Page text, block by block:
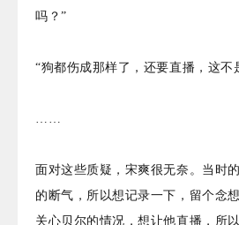
吗？”
“狗都伤成那样了，还要直播，这不
……
面对这些质疑，宋爽很无奈。当时
的断气，所以想记录一下，留个念
关心贝尔的情况，想让他直播，所